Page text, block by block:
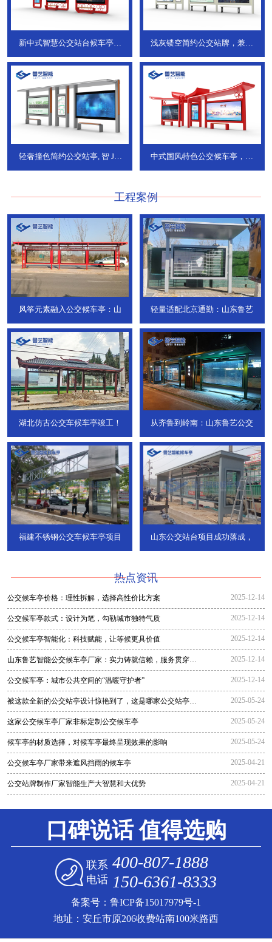
新中式智慧公交站台候车亭，
浅灰镂空简约公交站牌，兼具
轻奢撞色简约公交站亭, 智 JT-
中式国风特色公交候车亭，承
工程案例
风筝元素融入公交候车亭：山 轻量适配北京通勤：山东鲁艺
湖北仿古公交车候车亭竣工！ 从齐鲁到岭南：山东鲁艺公交
福建不锈钢公交车候车亭项目 山东公交站台项目成功落成，
热点资讯
公交候车亭价格：理性拆解，选择高性价比方案 2025-12-14
公交候车亭款式：设计为笔，勾勒城市独特气质 2025-12-14
公交候车亭智能化：科技赋能，让等候更具价值 2025-12-14
山东鲁艺智能公交候车亭厂家：实力铸就信赖，服务贯穿全
程
2025-12-14
公交候车亭：城市公共空间的“温暖守护者” 2025-12-14
被这款全新的公交站亭设计惊艳到了，这是哪家公交站亭生
产厂家生
2025-05-24
这家公交候车亭厂家非标定制公交候车亭 2025-05-24
候车亭的材质选择，对候车亭最终呈现效果的影响 2025-05-24
公交候车亭厂家带来遮风挡雨的候车亭 2025-04-21
公交站牌制作厂家智能生产大智慧和大优势 2025-04-21
口碑说话 值得选购
联系
电话
400-807-1888
150-6361-8333
备案号： 鲁ICP备15017979号-1
地址：安丘市原206收费站南100米路西